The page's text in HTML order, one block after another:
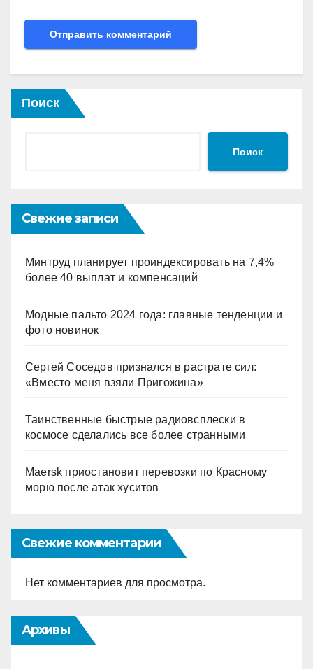
Поиск
Поиск
Свежие записи
Минтруд планирует проиндексировать на 7,4%
более 40 выплат и компенсаций
Модные пальто 2024 года: главные тенденции и
фото новинок
Сергей Соседов признался в растрате сил:
«Вместо меня взяли Пригожина»
Таинственные быстрые радиовсплески в
космосе сделались все более странными
Maersk приостановит перевозки по Красному
морю после атак хуситов
Свежие комментарии
Нет комментариев для просмотра.
Архивы